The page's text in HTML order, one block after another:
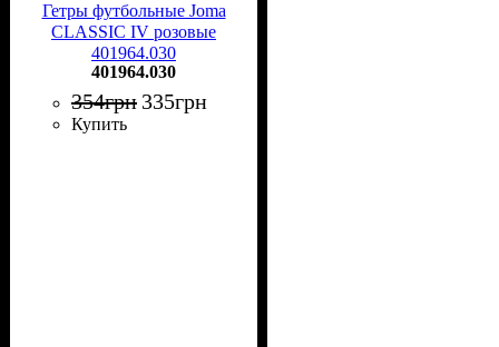
Гетры футбольные Joma
CLASSIC IV розовые
401964.030
401964.030
354грн 335грн
Купить